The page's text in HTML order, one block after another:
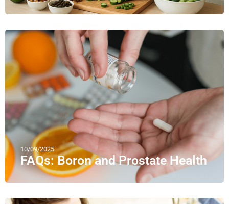
10/09/2025
FAQs: Boron and Prostate Health